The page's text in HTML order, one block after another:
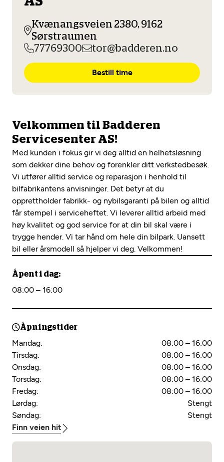
Se alle (52) tjenester her
Mekonomen Bilkonto
Les mer
Mekonomen Fleet
Les mer
Fritt verkstedvalg
Lønnsomt valg
Mobilitetsgaranti
Nybilgaranti og fabrikkgaranti
Kvænangsveien 2380, 9162
Sørstraumen
77769300
tor@badderen.no
Bestill time
Velkommen til Badderen
Servicesenter AS!
Med kunden i fokus gir vi deg alltid en helhetsløsning
som dekker dine behov og forenkler ditt verkstedbesøk.
Vi utfører alltid service og reparasjon i henhold til
bilfabrikantens anvisninger. Det betyr at du
opprettholder fabrikk- og nybilsgaranti på bilen og alltid
får stempel i serviceheftet. Vi leverer alltid arbeid med
høy kvalitet og god service for at din bil skal være i
trygge hender. Vi tar hånd om hele din bilpark. Uansett
bil eller årsmodell så hjelper vi deg. Velkommen!
Åpent i dag:
08:00 – 16:00
Åpningstider
Mandag:
08:00 – 16:00
Tirsdag:
08:00 – 16:00
Onsdag:
08:00 – 16:00
Torsdag:
08:00 – 16:00
Fredag:
08:00 – 16:00
Lørdag:
Stengt
Søndag:
Stengt
Finn veien hit